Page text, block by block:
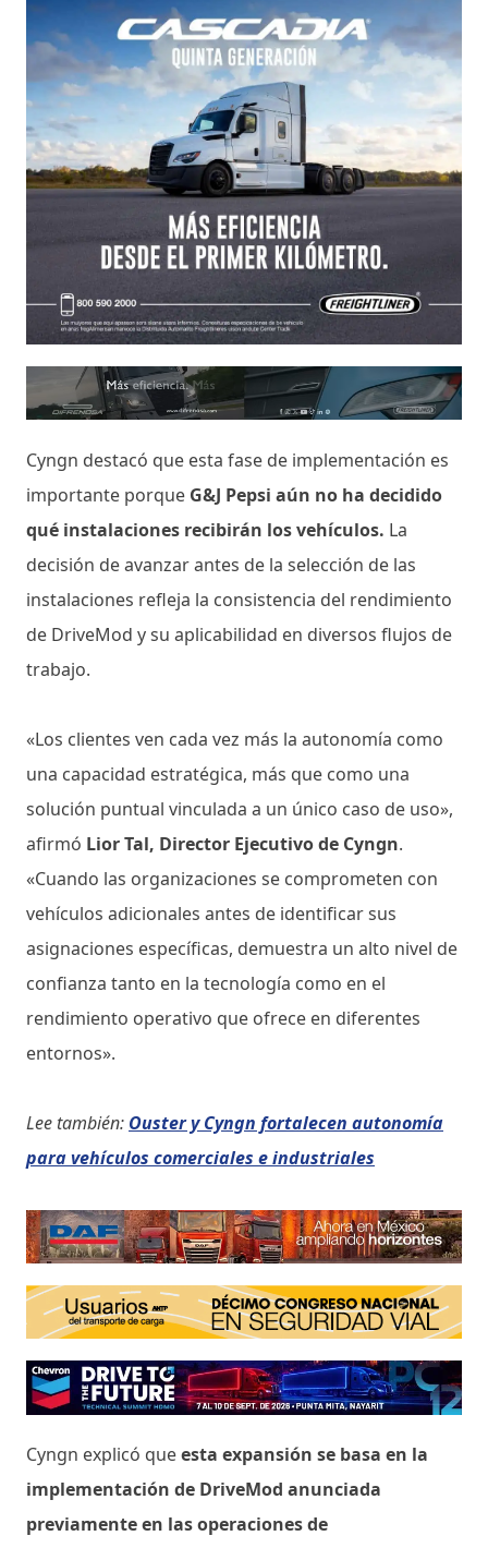
Cyngn destacó que esta fase de implementación es
importante porque G&J Pepsi aún no ha decidido
qué instalaciones recibirán los vehículos. La
decisión de avanzar antes de la selección de las
instalaciones refleja la consistencia del rendimiento
de DriveMod y su aplicabilidad en diversos flujos de
trabajo.
«Los clientes ven cada vez más la autonomía como
una capacidad estratégica, más que como una
solución puntual vinculada a un único caso de uso»,
afirmó Lior Tal, Director Ejecutivo de Cyngn.
«Cuando las organizaciones se comprometen con
vehículos adicionales antes de identificar sus
asignaciones específicas, demuestra un alto nivel de
confianza tanto en la tecnología como en el
rendimiento operativo que ofrece en diferentes
entornos».
Lee también: Ouster y Cyngn fortalecen autonomía
para vehículos comerciales e industriales
Cyngn explicó queesta expansión se basa en la
implementación de DriveMod anunciada
previamente en las operaciones de